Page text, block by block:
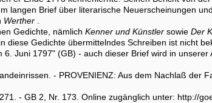
langen Brief über literarische Neuerscheinungen
Werther.
Gedichte, nämlich Kenner und Künstler sowie Der
diese Gedichte übermittelndes Schreiben ist nicht
6. Juni 1797" (GB) - auch dieser Brief wird in unserer
- PROVENIENZ: Aus dem Nachlaß der
- GB 2, Nr. 173. Online zugänglich unter: http://